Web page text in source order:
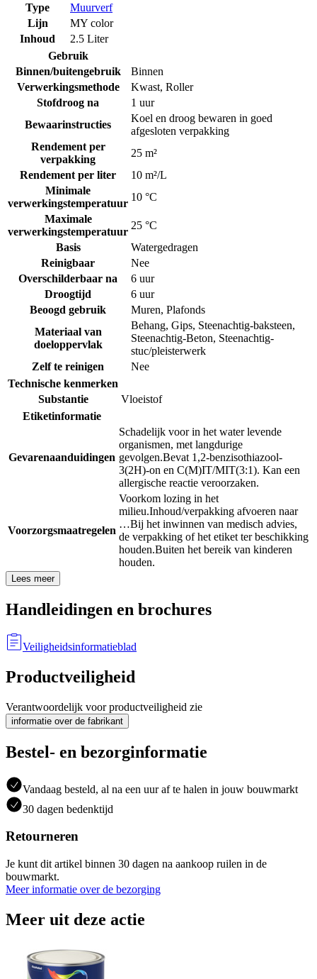
Type
Muurverf
Lijn
MY color
Inhoud
2.5 Liter
Gebruik
Binnen/buitengebruik
Binnen
Verwerkingsmethode
Kwast, Roller
Stofdroog na
1 uur
Bewaarinstructies
Koel en droog bewaren in goed
afgesloten verpakking
Rendement per
verpakking
25 m²
Rendement per liter
10 m²/L
Minimale
verwerkingstemperatuur
10 °C
Maximale
verwerkingstemperatuur
25 °C
Basis
Watergedragen
Reinigbaar
Nee
Overschilderbaar na
6 uur
Droogtijd
6 uur
Beoogd gebruik
Muren, Plafonds
Materiaal van
doeloppervlak
Behang, Gips, Steenachtig-baksteen,
Steenachtig-Beton, Steenachtig-
stuc/pleisterwerk
Zelf te reinigen
Nee
Technische kenmerken
Substantie
Vloeistof
Etiketinformatie
Gevarenaanduidingen
Schadelijk voor in het water levende
organismen, met langdurige
gevolgen.Bevat 1,2-benzisothiazool-
3(2H)-on en C(M)IT/MIT(3:1). Kan een
allergische reactie veroorzaken.
Voorzorgsmaatregelen
Voorkom lozing in het
milieu.Inhoud/verpakking afvoeren naar
…Bij het inwinnen van medisch advies,
de verpakking of het etiket ter beschikking
houden.Buiten het bereik van kinderen
houden.
Lees meer
Handleidingen en brochures
Veiligheidsinformatieblad
Productveiligheid
Verantwoordelijk voor productveiligheid zie
informatie over de fabrikant
Bestel- en bezorginformatie
Vandaag besteld, al na een uur af te halen in jouw bouwmarkt
30 dagen bedenktijd
Retourneren
Je kunt dit artikel binnen 30 dagen na aankoop ruilen in de
bouwmarkt.
Meer informatie over de bezorging
Meer uit deze actie